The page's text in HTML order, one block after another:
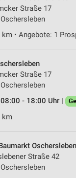
Straße 17
km • Angebote: 1
Straße 17
- 18:00 Uhr |
km
Oschersleben
Straße 42